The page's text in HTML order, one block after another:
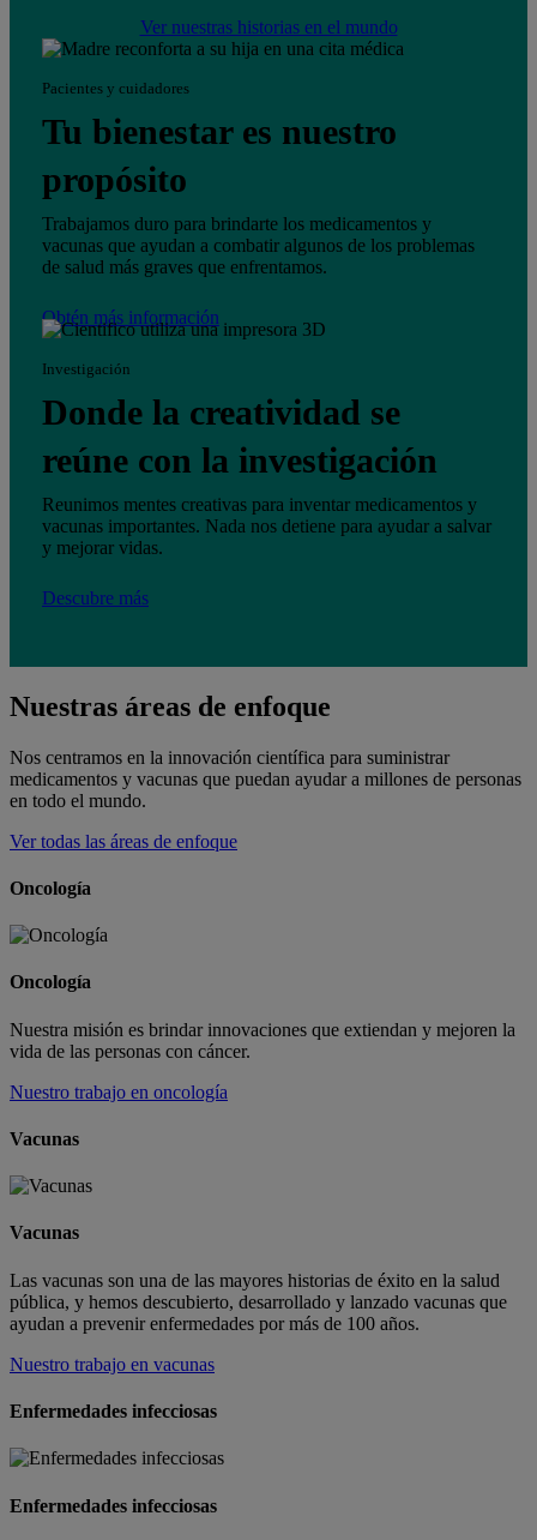
Ver nuestras historias en el mundo
Pacientes y cuidadores
Tu bienestar es nuestro
propósito
Trabajamos duro para brindarte los medicamentos y
vacunas que ayudan a combatir algunos de los problemas
de salud más graves que enfrentamos.
Obtén más información
Investigación
Donde la creatividad se
reúne con la investigación
Reunimos mentes creativas para inventar medicamentos y
vacunas importantes. Nada nos detiene para ayudar a salvar
y mejorar vidas.
Descubre más
Nuestras áreas de enfoque
Nos centramos en la innovación científica para suministrar
medicamentos y vacunas que puedan ayudar a millones de personas
en todo el mundo.
Ver todas las áreas de enfoque
Oncología
Oncología
Nuestra misión es brindar innovaciones que extiendan y mejoren la
vida de las personas con cáncer.
Nuestro trabajo en oncología
Vacunas
Vacunas
Las vacunas son una de las mayores historias de éxito en la salud
pública, y hemos descubierto, desarrollado y lanzado vacunas que
ayudan a prevenir enfermedades por más de 100 años.
Nuestro trabajo en vacunas
Enfermedades infecciosas
Enfermedades infecciosas